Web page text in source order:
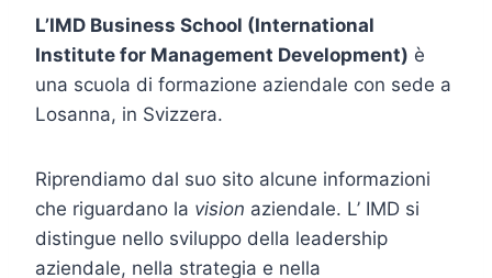
L’IMD Business School (International
Institute for Management Development) è
una scuola di formazione aziendale con sede a
Losanna, in Svizzera.
Riprendiamo dal suo sito alcune informazioni
che riguardano la vision aziendale. L’ IMD si
distingue nello sviluppo della leadership
aziendale, nella strategia e nella